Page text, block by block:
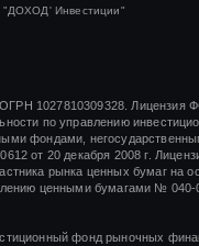
"ДОХОД' Инвестиции"
1027810309328. Лицензия
по управлению
фондами,
от 20 декабря 2008 г.
рынка ценных бумаг на
ценными бумагами № 040-
фонд рыночных